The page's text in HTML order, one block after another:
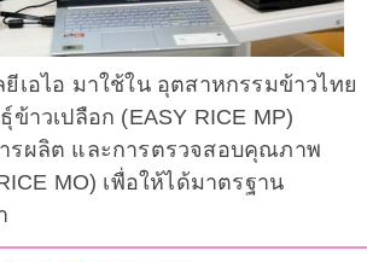
เอไอ มาใช้ใน อุตสาหกรรมข้าวไทย
าวเปลือก (EASY RICE MP)
ผลิต และการตรวจสอบคุณภาพ
MO) เพื่อให้ได้มาตรฐาน